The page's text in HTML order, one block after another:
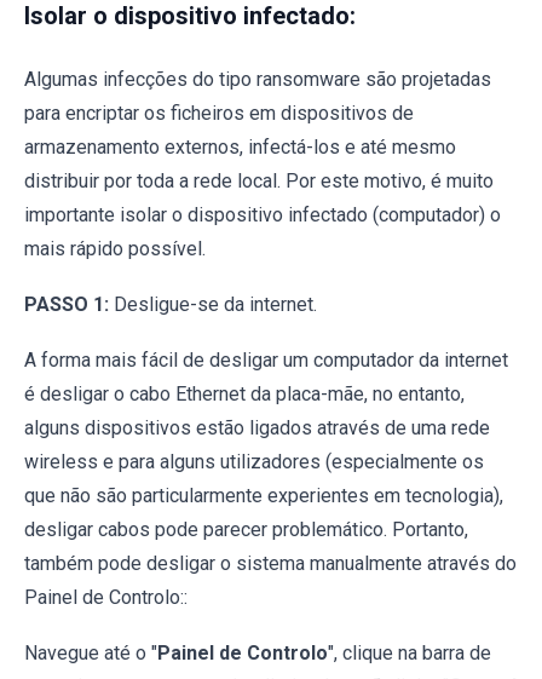
Isolar o dispositivo infectado:
Algumas infecções do tipo ransomware são projetadas
para encriptar os ficheiros em dispositivos de
armazenamento externos, infectá-los e até mesmo
distribuir por toda a rede local. Por este motivo, é muito
importante isolar o dispositivo infectado (computador) o
mais rápido possível.
PASSO 1: Desligue-se da internet.
A forma mais fácil de desligar um computador da internet
é desligar o cabo Ethernet da placa-mãe, no entanto,
alguns dispositivos estão ligados através de uma rede
wireless e para alguns utilizadores (especialmente os
que não são particularmente experientes em tecnologia),
desligar cabos pode parecer problemático. Portanto,
também pode desligar o sistema manualmente através do
Painel de Controlo::
Navegue até o "Painel de Controlo", clique na barra de